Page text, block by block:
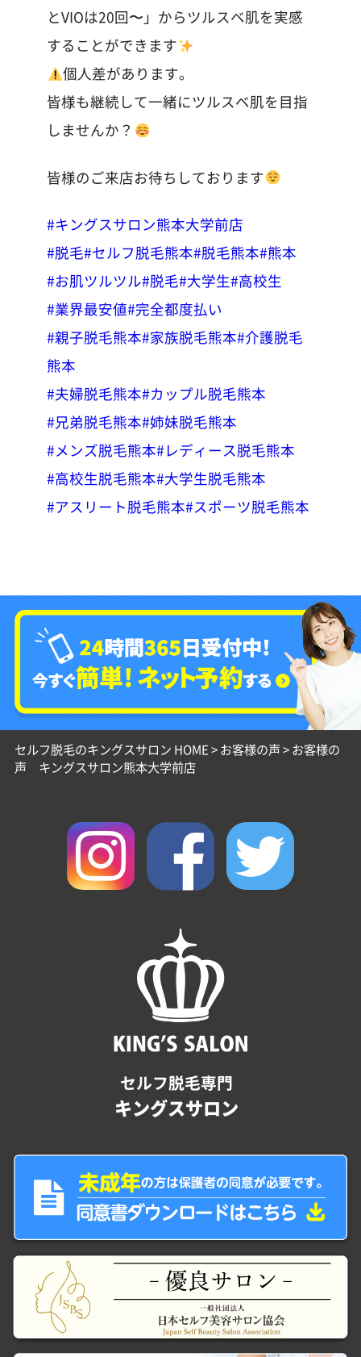
とVIOは20回〜」からツルスベ肌を実感
することができます
個人差があります。
皆様も継続して一緒にツルスベ肌を目指
しませんか？
皆様のご来店お待ちしております
#キングスサロン熊本大学前店
#脱毛#セルフ脱毛熊本#脱毛熊本#熊本
#お肌ツルツル#脱毛#大学生#高校生
#業界最安値#完全都度払い
#親子脱毛熊本#家族脱毛熊本#介護脱毛
熊本
#夫婦脱毛熊本#カップル脱毛熊本
#兄弟脱毛熊本#姉妹脱毛熊本
#メンズ脱毛熊本#レディース脱毛熊本
#高校生脱毛熊本#大学生脱毛熊本
#アスリート脱毛熊本#スポーツ脱毛熊本
セルフ脱毛のキングスサロン HOME>お客様の声>お客様の
声 キングスサロン熊本大学前店
セルフ脱毛専門
キングスサロン